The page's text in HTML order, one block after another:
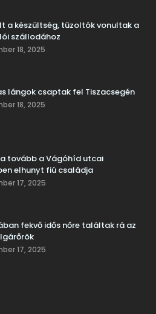
a készültség, tűzoltók vonultak a
szállodához
18, 2025
lángok csaptak fel Tiszacsegén
18, 2025
tovább a Vágóhíd utcai
elhunyt fiú családja
17, 2025
fekvő idős nőre találtak rá az
17, 2025